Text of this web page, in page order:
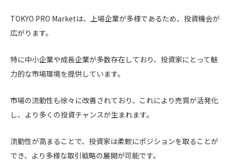
TOKYO PRO Marketは、上場企業が多様であるため、投資機会が
広がります。
特に中小企業や成長企業が多数存在しており、投資家にとって魅
力的な市場環境を提供しています。
市場の流動性も徐々に改善されており、これにより売買が活発化
し、より多くの投資チャンスが生まれます。
流動性が高まることで、投資家は柔軟にポジションを取ることが
でき、より多様な取引戦略の展開が可能です。